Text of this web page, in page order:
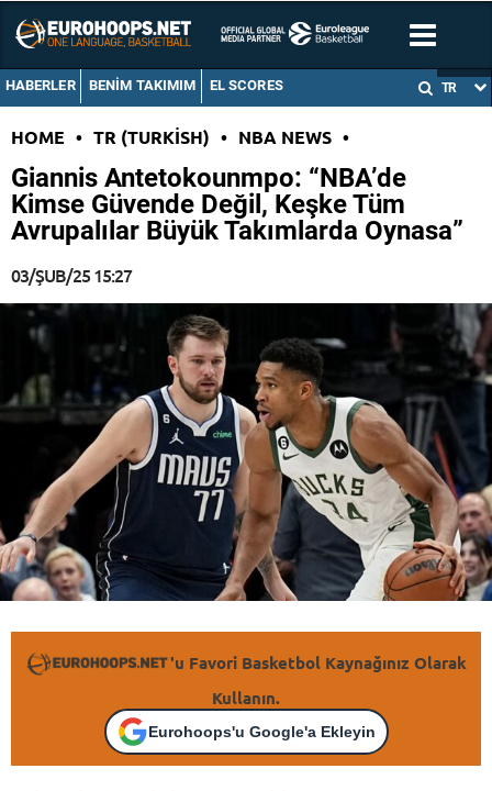
HABERLER BENIM TAKIMIM EL SCORES TR
HOME • TR (TURKISH) • NBA NEWS •
Giannis Antetokounmpo: “NBA’de
Kimse Güvende Değil, Keşke Tüm
Avrupalılar Büyük Takımlarda Oynasa”
03/ŞUB/25 15:27
'u Favori Basketbol Kaynağınız Olarak
Kullanın.
Eurohoops'u Google'a Ekleyin